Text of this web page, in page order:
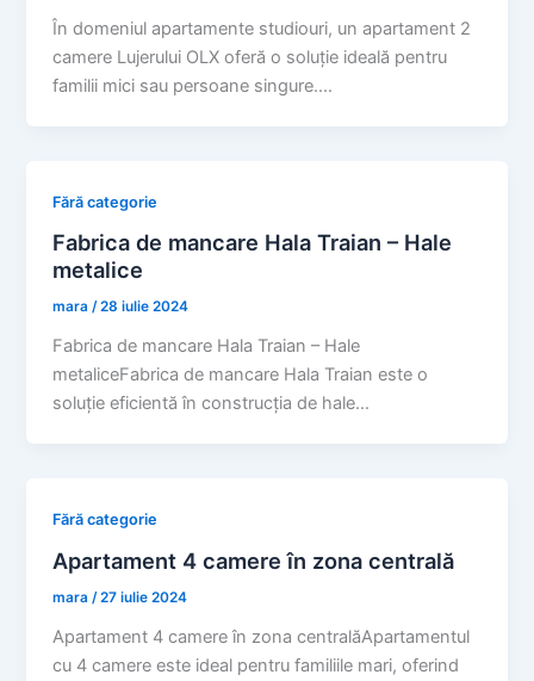
În domeniul apartamente studiouri, un apartament 2
camere Lujerului OLX oferă o soluție ideală pentru
familii mici sau persoane singure.…
Fără categorie
Fabrica de mancare Hala Traian – Hale
metalice
mara/28 iulie 2024
Fabrica de mancare Hala Traian – Hale
metaliceFabrica de mancare Hala Traian este o
soluție eficientă în construcția de hale…
Fără categorie
Apartament 4 camere în zona centrală
mara /27 iulie 2024
Apartament 4 camere în zona centralăApartamentul
cu 4 camere este ideal pentru familiile mari, oferind